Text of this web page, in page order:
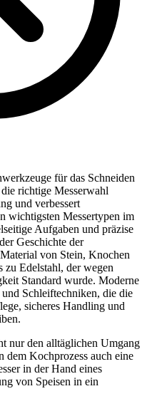
für das Schneiden
richtige Messerwahl
und verbessert
wichtigsten Messertypen im
Aufgaben und präzise
Geschichte der
von Stein, Knochen
zu Edelstahl, der wegen
Standard wurde. Moderne
Schleiftechniken, die die
sicheres Handling und
nur den alltäglichen Umgang
dem Kochprozess auch eine
in der Hand eines
von Speisen in ein